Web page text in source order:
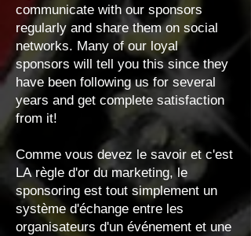
communicate with our sponsors
regularly and share them on social
networks. Many of our loyal
sponsors will tell you this since they
have been following us for several
years and get complete satisfaction
from it!
Comme vous devez le savoir et c'est
LArègle d'or du marketing, le
sponsoring est tout simplement un
système d'échange entre les
organisateurs d'un événement et une